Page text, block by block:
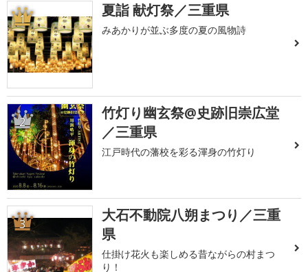
1 夏詣 献灯祭／三重県
みあかりが並ぶ多度の夏の風物詩
2
竹灯り幽玄祭@史跡旧崇広堂
／三重県
江戸時代の藩校を彩る渾身の竹灯り
3
大石不動院八朔まつり／三重
県
仕掛け花火も楽しめる昔ながらの村まつ
り！